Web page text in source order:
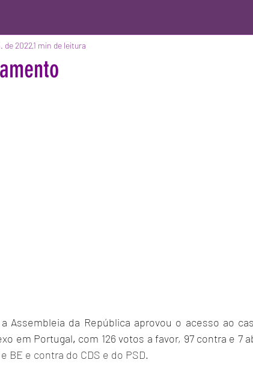
de 20221 min de leitura
Assembleia da República aprovou o acesso ao
em Portugal, com 126 votos a favor, 97 contra e 7
BE e contra do CDS e do PSD.